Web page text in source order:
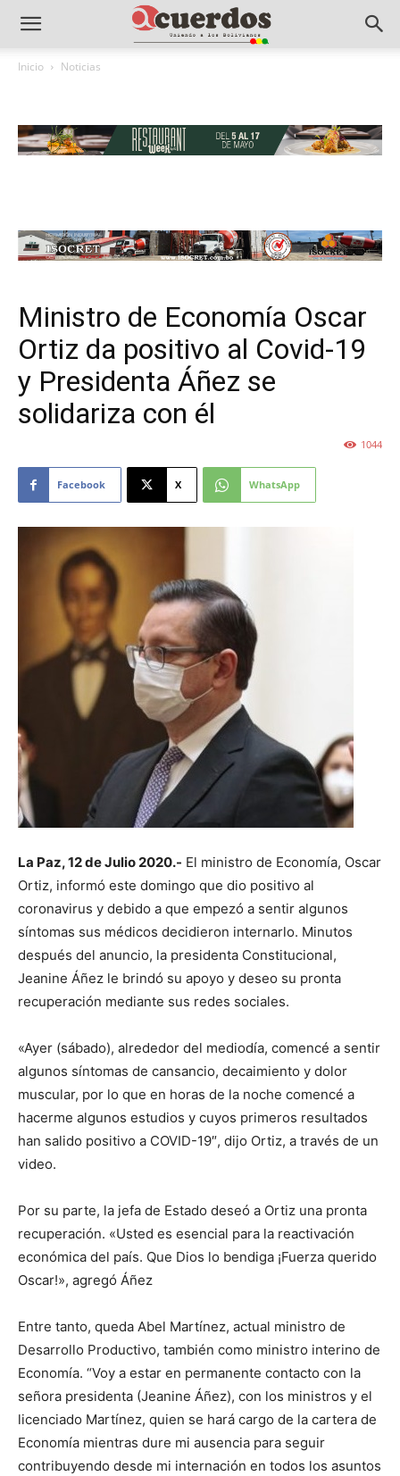
Inicio Noticias
Ministro de Economía Oscar
Ortiz da positivo al Covid-19
y Presidenta Áñez se
solidariza con él
1044
Facebook X WhatsApp
La Paz, 12 de Julio 2020.- El ministro de Economía, Oscar
Ortiz, informó este domingo que dio positivo al
coronavirus y debido a que empezó a sentir algunos
síntomas sus médicos decidieron internarlo. Minutos
después del anuncio, la presidenta Constitucional,
Jeanine Áñez le brindó su apoyo y deseo su pronta
recuperación mediante sus redes sociales.
«Ayer (sábado), alrededor del mediodía, comencé a sentir
algunos síntomas de cansancio, decaimiento y dolor
muscular, por lo que en horas de la noche comencé a
hacerme algunos estudios y cuyos primeros resultados
han salido positivo a COVID-19″, dijo Ortiz, a través de un
video.
Por su parte, la jefa de Estado deseó a Ortiz una pronta
recuperación. «Usted es esencial para la reactivación
económica del país. Que Dios lo bendiga ¡Fuerza querido
Oscar!», agregó Áñez
Entre tanto, queda Abel Martínez, actual ministro de
Desarrollo Productivo, también como ministro interino de
Economía. “Voy a estar en permanente contacto con la
señora presidenta (Jeanine Áñez), con los ministros y el
licenciado Martínez, quien se hará cargo de la cartera de
Economía mientras dure mi ausencia para seguir
contribuyendo desde mi internación en todos los asuntos